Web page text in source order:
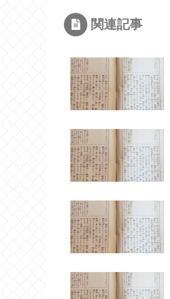
関連記事